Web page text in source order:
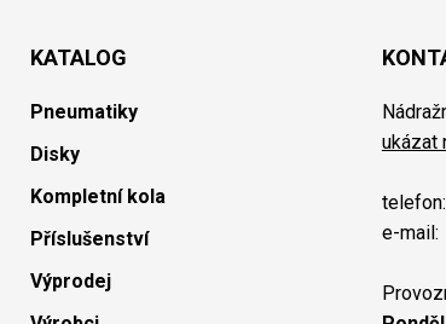
KATALOG
Pneumatiky
Disky
Kompletní kola
Příslušenství
Výprodej
ukázat
telefon:
e-mail: